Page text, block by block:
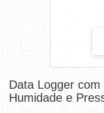
Data Logger
Humidade e